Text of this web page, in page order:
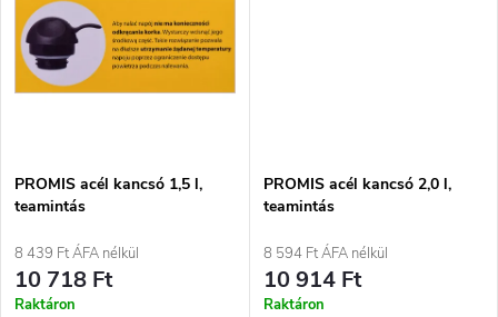
e
z
é
s
e
s
t
j
a
PROMIS acél kancsó 1,5 l,
teamintás
8 439 Ft ÁFA nélkül
10 718 Ft
Raktáron
PROMIS acél kancsó 2,0 l,
teamintás
8 594 Ft ÁFA nélkül
10 914 Ft
Raktáron